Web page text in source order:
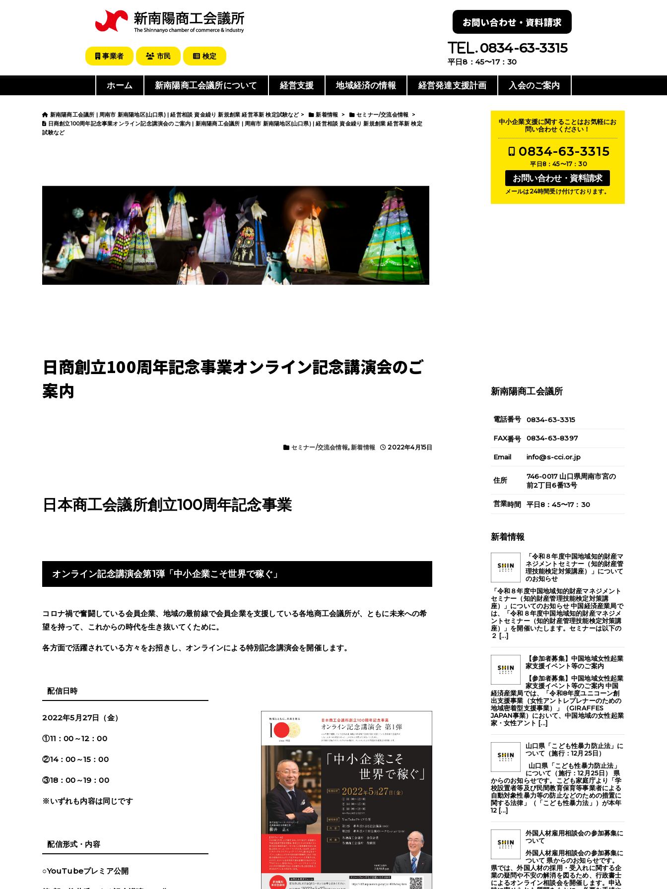
お問い合わせ・資料請求
0834-63-3315
平日8：45〜17：30
事業者 市民 検定
ホーム 新南陽商工会議所について 経営支援 地域経済の情報 経営発達支援計画 入会のご案内
新南陽商工会議所 | 周南市 新南陽地区(山口県) | 経営相談 資金繰り 新規創業 経営革新 検定試験など> 新着情報 > セミナー/交流会情報
>
日商創立100周年記念事業オンライン記念講演会のご案内 | 新南陽商工会議所 | 周南市 新南陽地区(山口県) | 経営相談 資金繰り 新規創業 経営革新 検定
試験など
日商創立100周年記念事業オンライン記念講演会のご
案内
2022年4月15日
セミナー/交流会情報,新着情報
日本商工会議所創立100周年記念事業
オンライン記念講演会第1弾「中小企業こそ世界で稼ぐ」
コロナ禍で奮闘している会員企業、地域の最前線で会員企業を支援している各地商工会議所が、ともに未来への希
望を持って、これからの時代を生き抜いてくために。
各方面で活躍されている方々をお招きし、オンラインによる特別記念講演会を開催します。
配信日時
2022年5月27日（金）
①11：00～12：00
②14：00～15：00
③18：00～19：00
※いずれも内容は同じです
配信形式・内容
○YouTubeプレミア公開
中小企業支援に関することはお気軽にお
問い合わせください！
0834-63-3315
平日8：45〜17：30
お問い合わせ・資料請求
メールは24時間受け付けております。
新南陽商工会議所
電話番号 0834-63-3315
FAX番号 0834-63-8397
Email info@s-cci.or.jp
住所 746-0017山口県周南市宮の
前2丁目6番13号
営業時間 平日8：45〜17：30
新着情報
「令和８年度中国地域知的財産マ
ネジメントセミナー（知的財産管
理技能検定対策講座）」について
のお知らせ
「令和８年度中国地域知的財産マネジメント
セミナー（知的財産管理技能検定対策講
座）」についてのお知らせ 中国経済産業局で
は、「令和８年度中国地域知的財産マネジメ
ントセミナー（知的財産管理技能検定対策講
座）」を開催いたします。セミナーは以下の
２ [...]
【参加者募集】中国地域女性起業
家支援イベント等のご案内
【参加者募集】中国地域女性起業
家支援イベント等のご案内 中国
経済産業局では、「令和8年度ユニコーン創
出支援事業（女性アントレプレナーのための
地域密着型支援事業）」（GIRAFFES
JAPAN事業）において、中国地域の女性起業
家・女性アント [...]
山口県「こども性暴力防止法」に
ついて（施行：12月25日）
山口県「こども性暴力防止法」
について（施行：12月25日） 県
からのお知らせです。こども家庭庁より「学
校設置者等及び民間教育保育等事業者による
自動対象性暴力等の防止などのための措置に
関する法律」（「こども性暴力法」）が本年
12 [...]
外国人材雇用相談会の参加募集に
ついて
外国人材雇用相談会の参加募集に
ついて 県からのお知らせです。
県では、外国人材の採用・受入れに関する企
業の疑問や不安の解消を図るため、行政書士
によるオンライン相談会を開催します。申込